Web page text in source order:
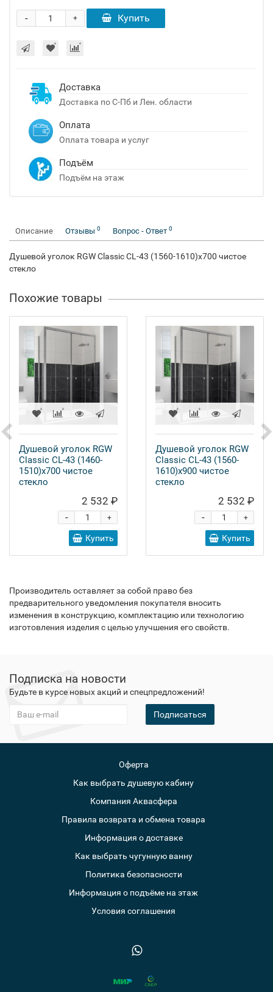
+
- Купить
Доставка
Доставка по С-Пб и Лен. области
Оплата
Оплата товара и услуг
Подъём
Подъём на этаж
Описание Отзывы 0 Вопрос - Ответ 0
Душевой уголок RGW Classic CL-43 (1560-1610)x700 чистое
стекло
Похожие товары
Душевой уголок RGW
Classic CL-43 (1460-
1510)x700 чистое
стекло
2 532 ₽
+
-
Купить
Душевой уголок RGW
Classic CL-43 (1560-
1610)x900 чистое
стекло
2 532 ₽
+
-
Купить
Производитель оставляет за собой право без
предварительного уведомления покупателя вносить
изменения в конструкцию, комплектацию или технологию
изготовления изделия с целью улучшения его свойств.
Подписка на новости
Будьте в курсе новых акций и спецпредложений!
Подписаться
Оферта
Как выбрать душевую кабину
Компания Аквасфера
Правила возврата и обмена товара
Информация о доставке
Как выбрать чугунную ванну
Политика безопасности
Информация о подъёме на этаж
Условия соглашения